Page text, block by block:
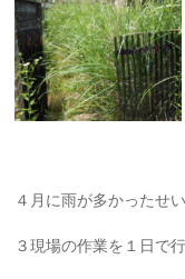
４月に雨が多かったせ
３現場の作業を１日で